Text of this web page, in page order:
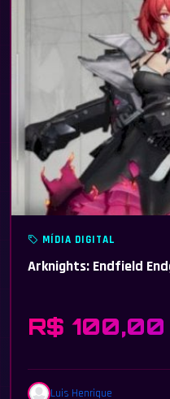
MÍDIA DIGITAL
Arknights: Endfield
R$ 100,00
Luis Henrique